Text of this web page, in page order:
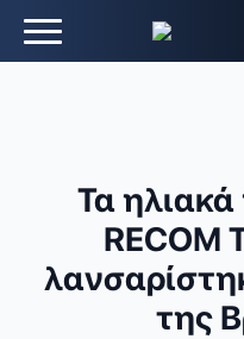
Τα
RECOM
της